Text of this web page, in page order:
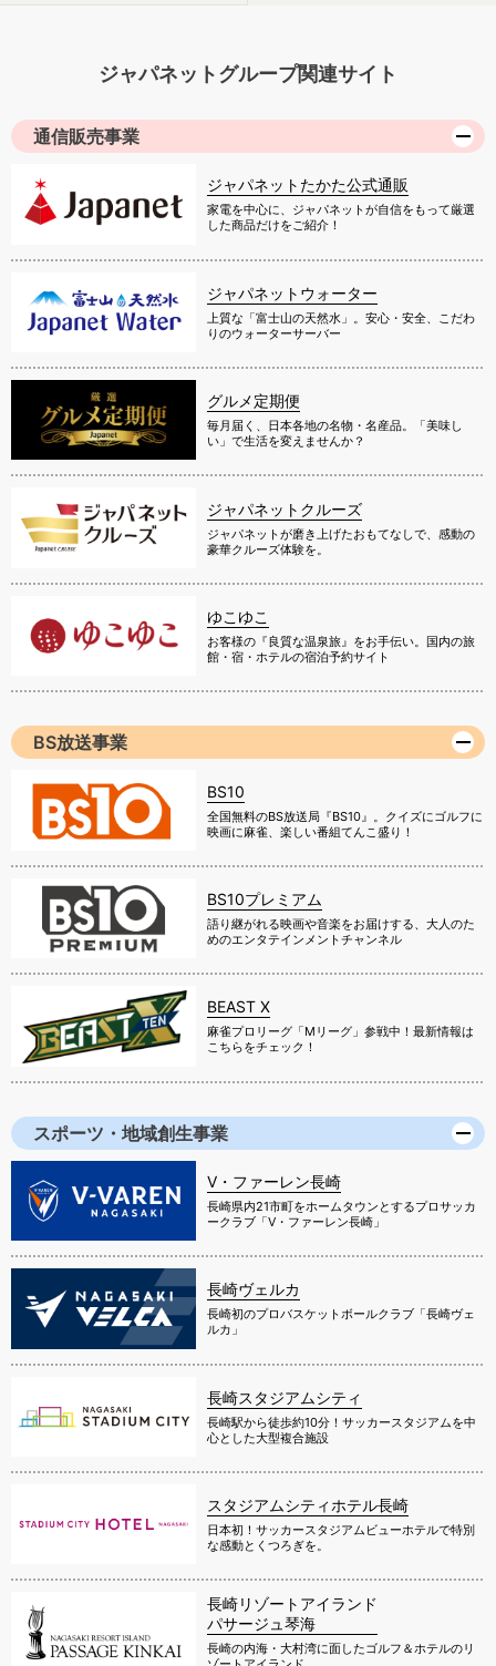
ジャパネットグループ関連サイト
通信販売事業
ジャパネットたかた公式通販
家電を中心に、ジャパネットが自信をもって厳選
した商品だけをご紹介！
ジャパネットウォーター
上質な「富士山の天然水」。安心・安全、こだわ
りのウォーターサーバー
グルメ定期便
毎月届く、日本各地の名物・名産品。「美味し
い」で生活を変えませんか？
ジャパネットクルーズ
ジャパネットが磨き上げたおもてなしで、感動の
豪華クルーズ体験を。
ゆこゆこ
お客様の『良質な温泉旅』をお手伝い。国内の旅
館・宿・ホテルの宿泊予約サイト
BS放送事業
BS10
全国無料のBS放送局『BS10』。クイズにゴルフに
映画に麻雀、楽しい番組てんこ盛り！
BS10プレミアム
語り継がれる映画や音楽をお届けする、大人のた
めのエンタテインメントチャンネル
BEAST X
麻雀プロリーグ「Mリーグ」参戦中！最新情報は
こちらをチェック！
スポーツ・地域創生事業
V・ファーレン長崎
長崎県内21市町をホームタウンとするプロサッカ
ークラブ「V・ファーレン長崎」
長崎ヴェルカ
長崎初のプロバスケットボールクラブ「長崎ヴェ
ルカ」
長崎スタジアムシティ
長崎駅から徒歩約10分！サッカースタジアムを中
心とした大型複合施設
スタジアムシティホテル長崎
日本初！サッカースタジアムビューホテルで特別
な感動とくつろぎを。
長崎リゾートアイランド
パサージュ琴海
長崎の内海・大村湾に面したゴルフ＆ホテルのリ